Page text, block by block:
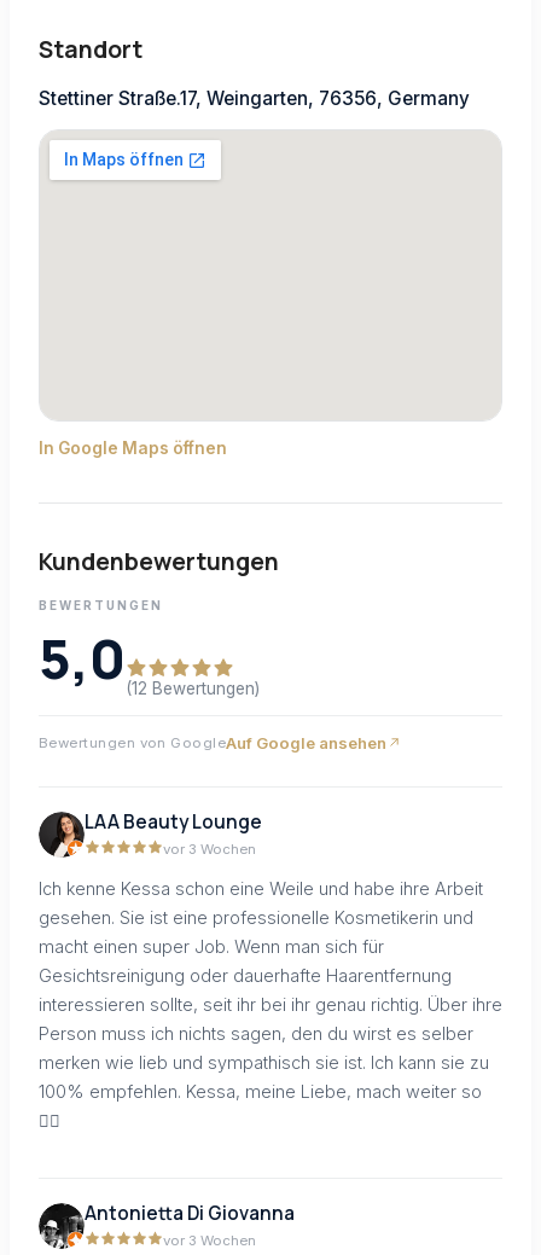
Standort
Stettiner Straße.17, Weingarten, 76356, Germany
In Google Maps öffnen
Kundenbewertungen
BEWERTUNGEN
5,0 (12 Bewertungen)
Bewertungen von GoogleAuf Google ansehen
LAA Beauty Lounge
vor 3 Wochen
Ich kenne Kessa schon eine Weile und habe ihre Arbeit
gesehen. Sie ist eine professionelle Kosmetikerin und
macht einen super Job. Wenn man sich für
Gesichtsreinigung oder dauerhafte Haarentfernung
interessieren sollte, seit ihr bei ihr genau richtig. Über ihre
Person muss ich nichts sagen, den du wirst es selber
merken wie lieb und sympathisch sie ist. Ich kann sie zu
100% empfehlen. Kessa, meine Liebe, mach weiter so
👍🏻
Antonietta Di Giovanna
vor 3 Wochen